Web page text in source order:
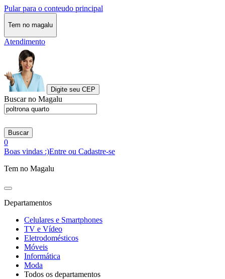
Pular para o conteudo principal
Tem no magalu
Atendimento
Digite seu CEP
Buscar no Magalu
Buscar
0
Boas vindas :)Entre ou Cadastre-se
Tem no Magalu
Departamentos
Celulares e Smartphones
TV e Vídeo
Eletrodomésticos
Móveis
Informática
Moda
Todos os departamentos